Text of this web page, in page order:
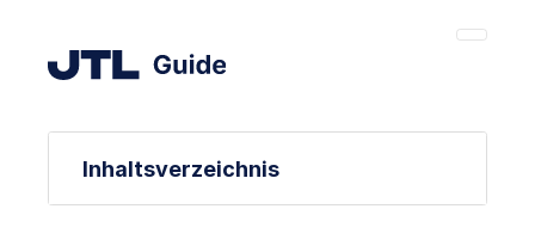
Inhaltsverzeichnis